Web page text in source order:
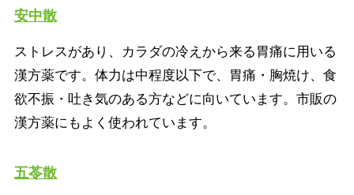
安中散
ストレスがあり、カラダの冷えから来る胃痛に用いる
漢方薬です。体力は中程度以下で、胃痛・胸焼け、食
欲不振・吐き気のある方などに向いています。市販の
漢方薬にもよく使われています。
五苓散